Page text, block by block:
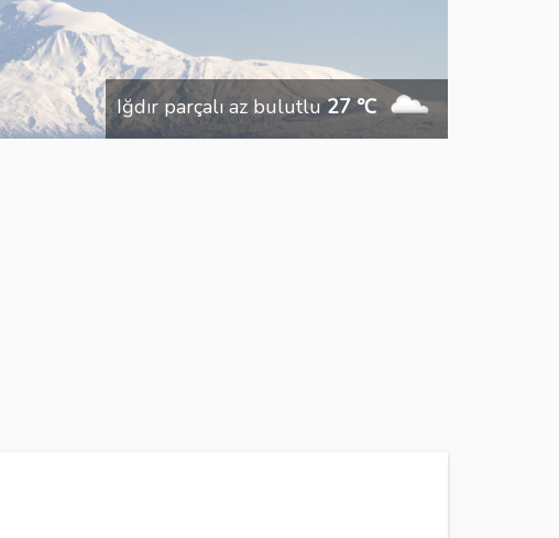
Iğdır parçalı az bulutlu27 ℃